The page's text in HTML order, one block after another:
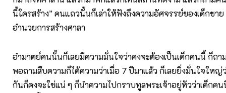
นี้ใครสร้าง” คนแถวนั้นก็เล่าให้ฟังถึงความอัศจรรย์ของเด็กชา
อำนวยการสร้างศาลา
อำมาตย์คนนั้นก็เลยมีความมั่นใจว่าคงจะต้องเป็นเด็กคนนี้ ก็ถาม
พอถามสืบความก็ได้ความว่าเมื่อ 7 ปีมาแล้ว ก็เลยยิ่งมั่นใจใหญ่
กันก็คงจะใช่แน่ ๆ ก็นำความไปกราบทูลพระเจ้าอยู่หัวว่าเด็กค